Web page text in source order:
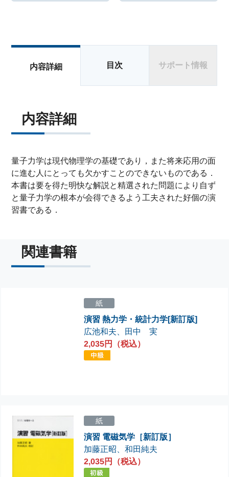
内容詳細 目次 サポート情報
内容詳細
量子力学は現代物理学の基礎であり，また将来応用の面
に進む人にとっても欠かすことのできないものである．
本書は要を得た明快な解説と精選された問題により自ず
と量子力学の根本が会得できるよう工夫された好個の演
習書である．
関連書籍
紙
演習 熱力学・統計力学[新訂版]
広池和夫 田中 実
2,035円（税込）
紙
演習 電磁気学［新訂版］
加藤正昭 、和田純夫
2,035円（税込）